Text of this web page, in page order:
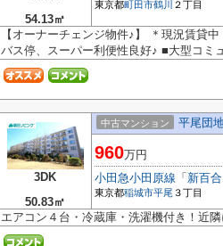
54.13㎡
東京都町田市鶴川 ２丁目
【オーナーチェンジ物件♪】 ＊現況賃貸
バス停、スーパー利便性良好♪ ■大型コミ
3DK
50.83㎡
中古マンション 平尾団
960万円
小田急小田原線 「 新百
東京都稲城市平尾 ３丁目
エアコン４台・冷蔵庫・洗濯機付き！近